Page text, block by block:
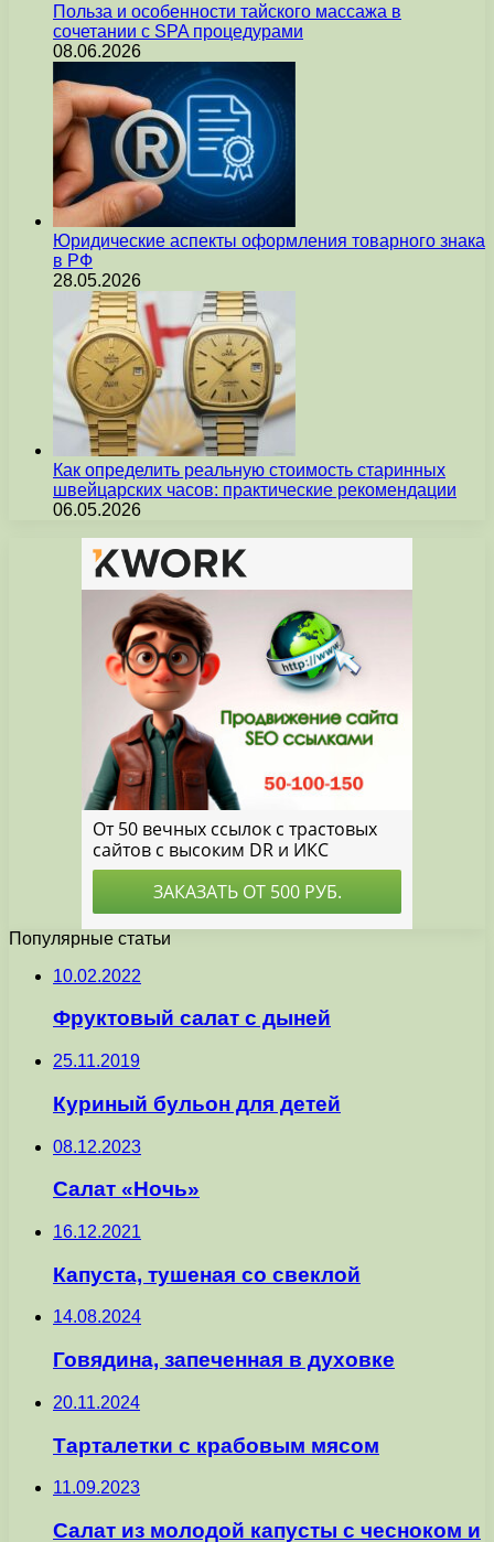
Польза и особенности тайского массажа в
сочетании с SPA процедурами
08.06.2026
Юридические аспекты оформления товарного знака
в РФ
28.05.2026
Как определить реальную стоимость старинных
швейцарских часов: практические рекомендации
06.05.2026
Популярные статьи
10.02.2022
Фруктовый салат с дыней
25.11.2019
Куриный бульон для детей
08.12.2023
Салат «Ночь»
16.12.2021
Капуста, тушеная со свеклой
14.08.2024
Говядина, запеченная в духовке
20.11.2024
Тарталетки с крабовым мясом
11.09.2023
Салат из молодой капусты с чесноком и